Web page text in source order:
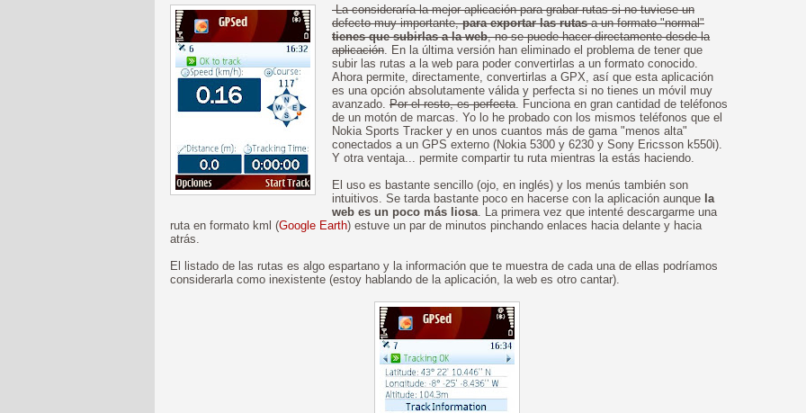
La consideraría la mejor aplicación para grabar rutas si no tuviese un
defecto muy importante,para exportar las rutasa un formato "normal"
tienes que subirlas a la web, no se puede hacer directamente desde la
aplicación. En la última versión han eliminado el problema de tener que
subir las rutas a la web para poder convertirlas a un formato conocido.
Ahora permite, directamente, convertirlas a GPX, así que esta aplicación
es una opción absolutamente válida y perfecta si no tienes un móvil muy
avanzado. Por el resto, es perfecta. Funciona en gran cantidad de teléfonos
de un motón de marcas. Yo lo he probado con los mismos teléfonos que el
Nokia Sports Tracker y en unos cuantos más de gama "menos alta"
conectados a un GPS externo (Nokia 5300 y 6230 y Sony Ericsson k550i).
Y otra ventaja... permite compartir tu ruta mientras la estás haciendo.
El uso es bastante sencillo (ojo, en inglés) y los menús también son
intuitivos. Se tarda bastante poco en hacerse con la aplicación aunque la
web es un poco más liosa. La primera vez que intenté descargarme una
ruta en formato kml (Google Earth) estuve un par de minutos pinchando enlaces hacia delante y hacia
atrás.
El listado de las rutas es algo espartano y la información que te muestra de cada una de ellas podríamos
considerarla como inexistente (estoy hablando de la aplicación, la web es otro cantar).